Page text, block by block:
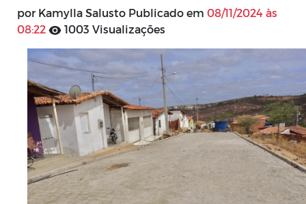
por Kamylla Salusto Publicado em 08/11/2024 às
08:22
1003 Visualizações